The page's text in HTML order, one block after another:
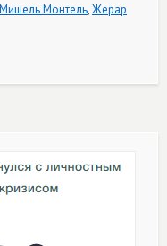
Мишель Монтель,Жерар